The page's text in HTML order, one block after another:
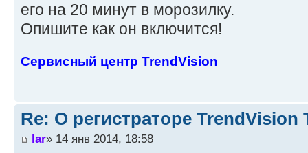
его на 20 минут в морозилку.
Опишите как он включится!
Сервисный центр TrendVision
Re: О регистраторе TrendVision
lar» 14 янв 2014, 18:58